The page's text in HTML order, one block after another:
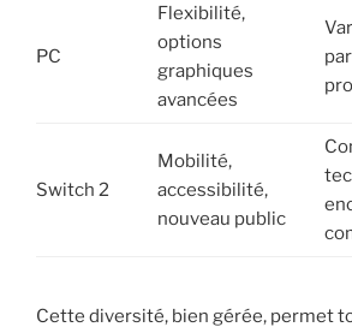
PC
Flexibilité,
options
graphiques
avancées
Switch 2
Mobilité,
accessibilité,
nouveau public
Cette diversité, bien gérée, permet